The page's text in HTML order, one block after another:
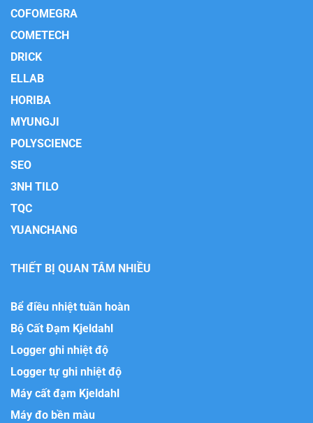
COFOMEGRA
COMETECH
DRICK
ELLAB
HORIBA
MYUNGJI
POLYSCIENCE
SEO
3NH TILO
TQC
YUANCHANG
THIẾT BỊ QUAN TÂM NHIỀU
Bể điều nhiệt tuần hoàn
Bộ Cất Đạm Kjeldahl
Logger ghi nhiệt độ
Logger tự ghi nhiệt độ
Máy cất đạm Kjeldahl
Máy đo bền màu